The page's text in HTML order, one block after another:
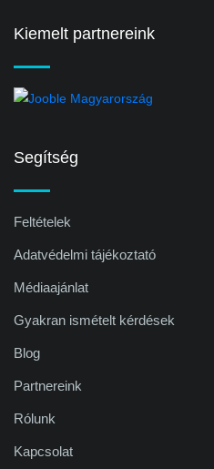
Kiemelt partnereink
Segítség
Feltételek
Adatvédelmi tájékoztató
Médiaajánlat
Gyakran ismételt kérdések
Blog
Partnereink
Rólunk
Kapcsolat